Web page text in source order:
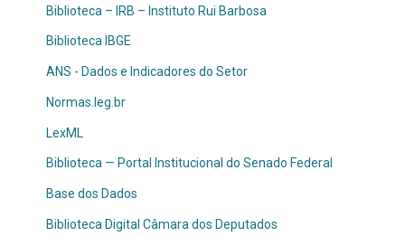
Biblioteca – IRB – Instituto Rui Barbosa
Biblioteca IBGE
ANS - Dados e Indicadores do Setor
Normas.leg.br
LexML
Biblioteca — Portal Institucional do Senado Federal
Base dos Dados
Biblioteca Digital Câmara dos Deputados